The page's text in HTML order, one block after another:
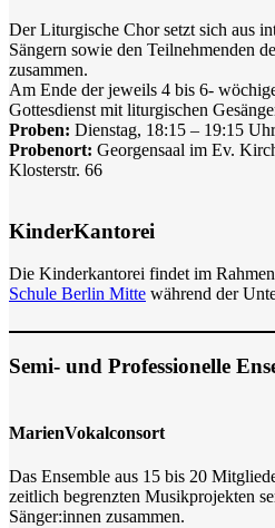
Der Liturgische Chor setzt sich aus
Sängern sowie den Teilnehmenden
zusammen.
Am Ende der jeweils 4 bis 6-
Gottesdienst mit liturgischen
Proben: Dienstag, 18:15 – 19:15 Uhr
Probenort: Georgensaal im Ev.
Klosterstr. 66
KinderKantorei
Die Kinderkantorei findet im
Schule Berlin Mitte während der
Semi- und Professionelle
MarienVokalconsort
Das Ensemble aus 15 bis 20
zeitlich begrenzten Musikprojekten
Sänger:innen zusammen.